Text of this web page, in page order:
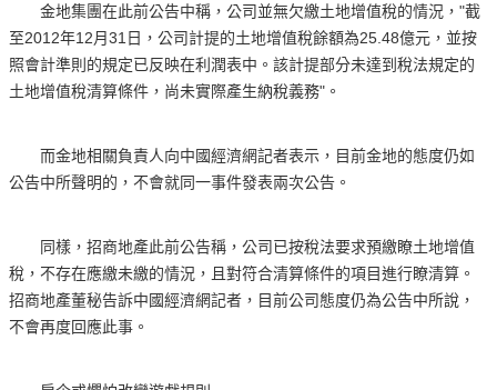
金地集團在此前公告中稱，公司並無欠繳土地增值稅的情況，"截
至2012年12月31日，公司計提的土地增值稅餘額為25.48億元，並按
照會計準則的規定已反映在利潤表中。該計提部分未達到稅法規定的
土地增值稅清算條件，尚未實際產生納稅義務"。
而金地相關負責人向中國經濟網記者表示，目前金地的態度仍如
公告中所聲明的，不會就同一事件發表兩次公告。
同樣，招商地產此前公告稱，公司已按稅法要求預繳瞭土地增值
稅，不存在應繳未繳的情況，且對符合清算條件的項目進行瞭清算。
招商地產董秘告訴中國經濟網記者，目前公司態度仍為公告中所說，
不會再度回應此事。